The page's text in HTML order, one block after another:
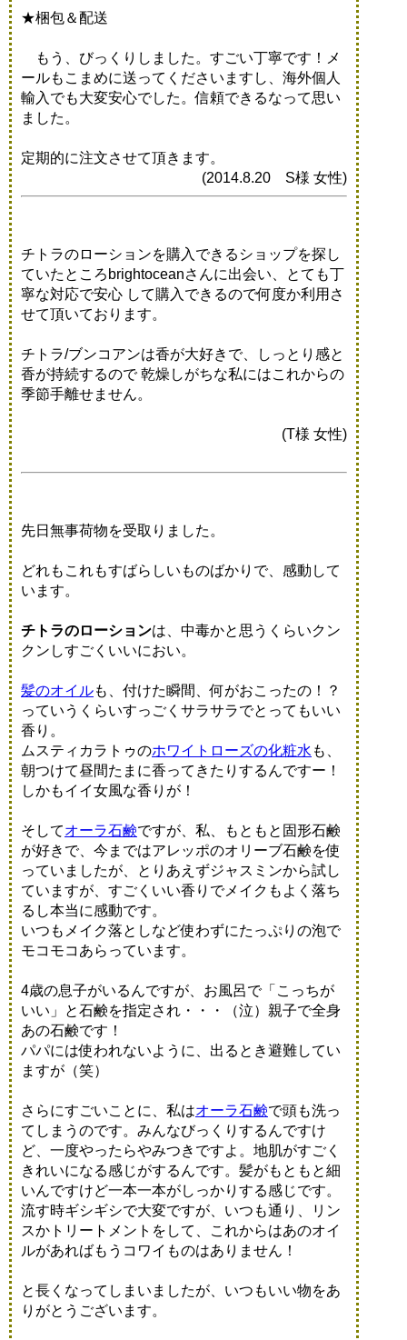
★梱包＆配送
もう、びっくりしました。すごい丁寧です！メ
ールもこまめに送ってくださいますし、海外個人
輸入でも大変安心でした。信頼できるなって思い
ました。
定期的に注文させて頂きます。
(2014.8.20 S様 女性)
チトラのローションを購入できるショップを探し
ていたところbrightoceanさんに出会い、とても丁
寧な対応で安心 して購入できるので何度か利用さ
せて頂いております。
チトラ/ブンコアンは香が大好きで、しっとり感と
香が持続するので 乾燥しがちな私にはこれからの
季節手離せません。
(T様 女性)
先日無事荷物を受取りました。
どれもこれもすばらしいものばかりで、感動して
います。
チトラのローションは、中毒かと思うくらいクン
クンしすごくいいにおい。
髪のオイルも、付けた瞬間、何がおこったの！？
っていうくらいすっごくサラサラでとってもいい
香り。
ムスティカラトゥのホワイトローズの化粧水 も、
朝つけて昼間たまに香ってきたりするんですー！
しかもイイ女風な香りが！
そしてオーラ石鹸ですが、私、もともと固形石鹸
が好きで、今まではアレッポのオリーブ石鹸を使
っていましたが、とりあえずジャスミンから試し
ていますが、すごくいい香りでメイクもよく落ち
るし本当に感動です。
いつもメイク落としなど使わずにたっぷりの泡で
モコモコあらっています。
4歳の息子がいるんですが、お風呂で「こっちが
いい」と石鹸を指定され・・・（泣）親子で全身
あの石鹸です！
パパには使われないように、出るとき避難してい
ますが（笑）
さらにすごいことに、私はオーラ石鹸で頭も洗っ
てしまうのです。みんなびっくりするんですけ
ど、一度やったらやみつきですよ。地肌がすごく
きれいになる感じがするんです。髪がもともと細
いんですけど一本一本がしっかりする感じです。
流す時ギシギシで大変ですが、いつも通り、リン
スかトリートメントをして、これからはあのオイ
ルがあればもうコワイものはありません！
と長くなってしまいましたが、いつもいい物をあ
りがとうございます。